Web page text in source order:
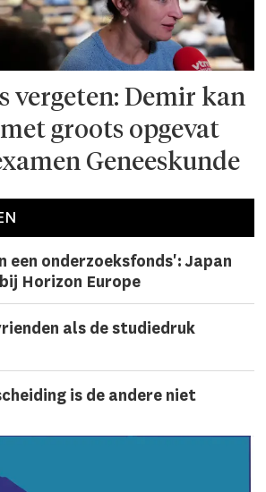
vergeten: Demir kan
groots opgevat
Geneeskunde
een onderzoeks­fonds': Japan
Horizon Europe
als de studiedruk
is de andere niet